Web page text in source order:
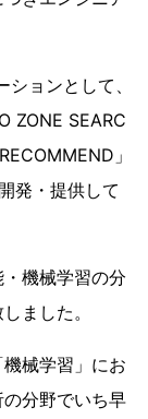
ョンとして、
ZONE SEARC
」
発・提供して
機械学習の分
ました。
械学習」にお
分野でいち早